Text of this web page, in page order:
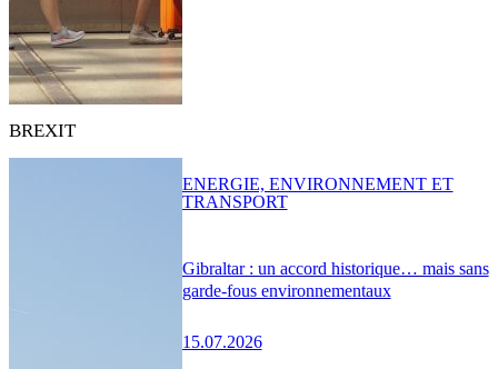
BREXIT
Gibraltar : un accord historique… mais sans
garde-fous environnementaux
15.07.2026
ENERGIE, ENVIRONNEMENT ET
TRANSPORT